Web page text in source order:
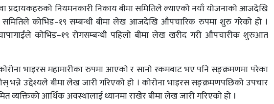
प्रदायकहरुको नियमनकारी निकाय बीमा समितिले ल्याएको नयाँ योजनाको आजदेखि
कोभिड–१९ सम्बन्धी बीमा लेख आजदेखि औपचारिक रुपमा शुरु गरेको हो ।
चापागाईंले कोभिड–१९ रोगसम्बन्धी पहिलो बीमा लेख खरीद गरी औपचारीक शुरुआत
भाइरस महामारीका रुपमा आएको र सानो रकमबाट भए पनि सङ्क्रमणमा परेका
भन्ने उद्देश्यले बीमा लेख जारी गरिएको हो । कोरोना भाइरस सङ्क्रमणपछिको उपचार
व्यक्तिको आर्थिक अवस्थालाई ध्यानमा राखेर बीमा लेख जारी गरिएको हो ।